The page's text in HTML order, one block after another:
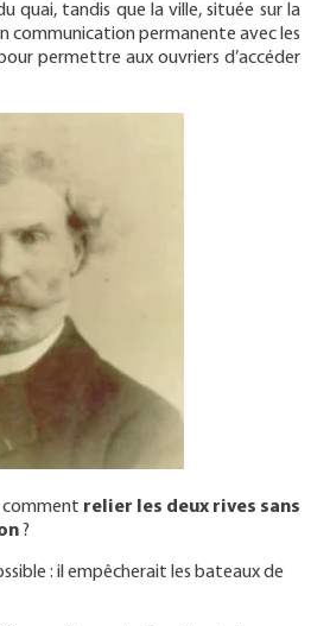
quai, tandis que la ville, située sur la
communication permanente avec les
permettre aux ouvriers d’accéder
comment relier les deux rives sans
?
: il empêcherait les bateaux de